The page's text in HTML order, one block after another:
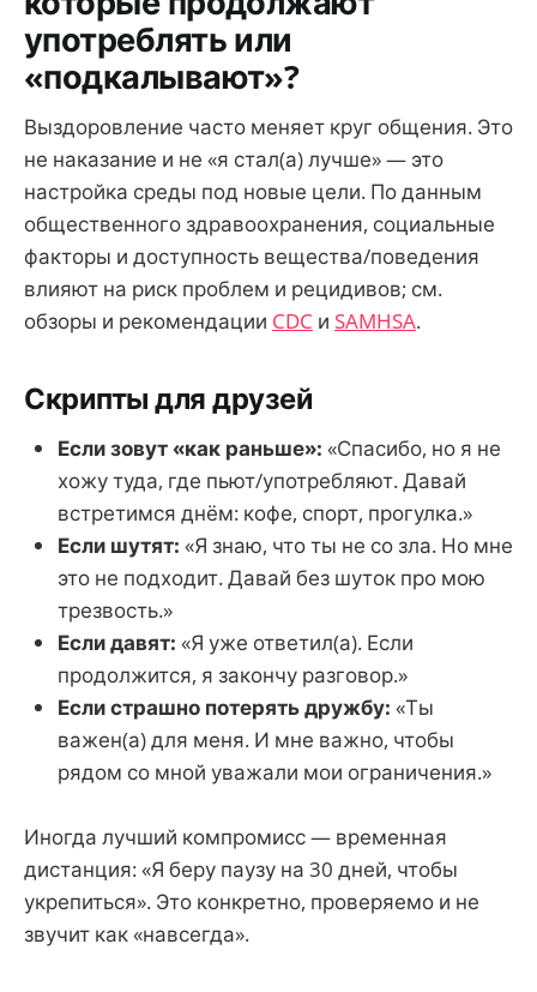
употреблять или
«подкалывают»?
Выздоровление часто меняет круг общения. Это
не наказание и не «я стал(а) лучше» — это
настройка среды под новые цели. По данным
общественного здравоохранения, социальные
факторы и доступность вещества/поведения
влияют на риск проблем и рецидивов; см.
обзоры и рекомендации CDC и SAMHSA.
Скрипты для друзей
Если зовут «как раньше»: «Спасибо, но я не
хожу туда, где пьют/употребляют. Давай
встретимся днём: кофе, спорт, прогулка.»
Если шутят: «Я знаю, что ты не со зла. Но мне
это не подходит. Давай без шуток про мою
трезвость.»
Если давят: «Я уже ответил(а). Если
продолжится, я закончу разговор.»
Если страшно потерять дружбу: «Ты
важен(а) для меня. И мне важно, чтобы
рядом со мной уважали мои ограничения.»
Иногда лучший компромисс — временная
дистанция: «Я беру паузу на 30 дней, чтобы
укрепиться». Это конкретно, проверяемо и не
звучит как «навсегда».